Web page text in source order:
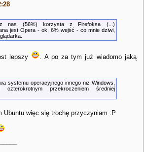
z nas (56%) korzysta z Firefoksa (...)
jest Opera - ok. 6% wejść - co mnie dziwi,
lepszy
. A po za tym już wiadomo jaką
systemu operacyjnego innego niż Windows,
przekroczeniem średniej
Ubuntu więc się trochę przyczyniam :P